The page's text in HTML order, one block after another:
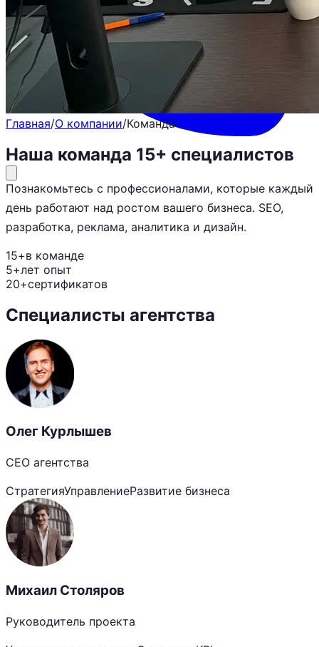
Telegram 8 (800) 201-31-73 Заказать звонок
Главная/О компании/Команда
Наша команда 15+ специалистов
Познакомьтесь с профессионалами, которые каждый
день работают над ростом вашего бизнеса. SEO,
разработка, реклама, аналитика и дизайн.
15+в команде
5+лет опыт
20+сертификатов
Специалисты агентства
Олег Курлышев
CEO агентства
СтратегияУправлениеРазвитие бизнеса
Михаил Столяров
Руководитель проекта